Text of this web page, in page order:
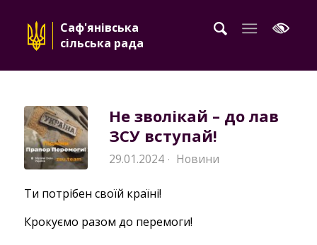
Саф'янівська
сільська рада
Не зволікай – до лав
ЗСУ вступай!
29.01.2024 · Новини
Ти потрібен своїй країні!
Крокуємо разом до перемоги!